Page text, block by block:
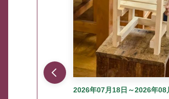
2026年07月18日～2026年08